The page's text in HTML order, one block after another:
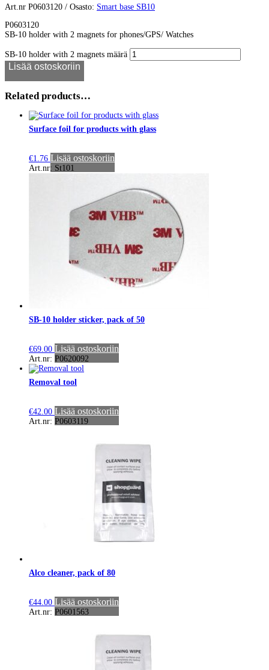
Art.nr P0603120 Osasto: Smart base SB10
P0603120
SB-10 holder with 2 magnets for phones/GPS/ Watches
SB-10 holder with 2 magnets määrä
Lisää ostoskoriin
Related products…
Surface foil for products with glass
€1.76 Lisää ostoskoriin
Art.nr: St101
SB-10 holder sticker, pack of 50
€69.00 Lisää ostoskoriin
Art.nr: P0620092
Removal tool
€42.00 Lisää ostoskoriin
Art.nr: P0603119
Alco cleaner, pack of 80
€44.00 Lisää ostoskoriin
Art.nr: P0601563